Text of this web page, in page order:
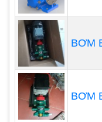
và năng lượng
đổi thành lực.
Máy bơm ly
Máy bơm ly tâm
bơm trục đứng.
trục độc quyền và
lượng rơi vào
BƠM
BƠM